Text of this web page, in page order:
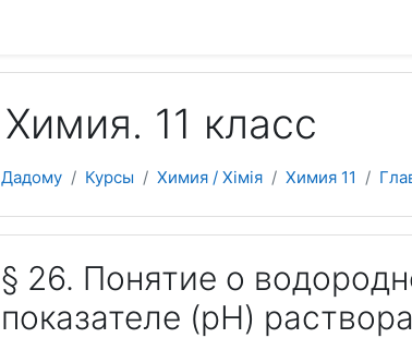
Химия. 11 класс
Дадому Курсы Химия / Хімія Химия 11
§ 26. Понятие о
показателе (рН) раствора